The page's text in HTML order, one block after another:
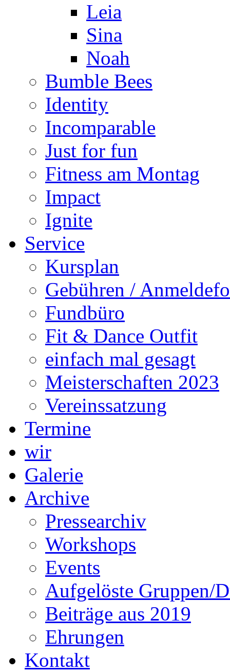
Leia
Sina
Noah
Bumble Bees
Identity
Incomparable
Just for fun
Fitness am Montag
Impact
Ignite
Service
Kursplan
Gebühren /
Fundbüro
Fit & Dance Outfit
einfach mal gesagt
Meisterschaften 2023
Vereinssatzung
Termine
wir
Galerie
Archive
Pressearchiv
Workshops
Events
Aufgelöste Gruppen/
Beiträge aus 2019
Ehrungen
Kontakt